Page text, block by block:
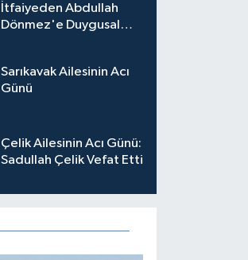
İtfaiyeden Abdullah
Dönmez'e Duygusal
Sarıkavak Ailesinin Acı
Günü
Çelik Ailesinin Acı Günü:
Sadullah Çelik Vefat Etti